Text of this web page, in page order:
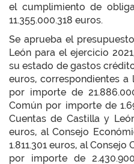
el cumplimiento de
11.355.000.318 euros.
Se aprueba el
León para el ejercicio
su estado de gastos
euros, correspondientes
por importe de
Común por importe de
Cuentas de Castilla y
euros, al Consejo
1.811.301 euros, al
por importe de